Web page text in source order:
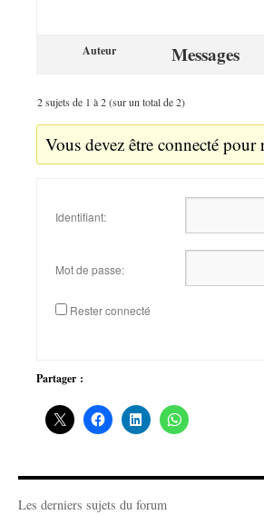
Auteur Messages
2 sujets de 1 à 2 (sur un total de 2)
Vous devez être connecté pour
Identifiant:
Mot de passe:
Rester connecté
Partager :
Les derniers sujets du forum